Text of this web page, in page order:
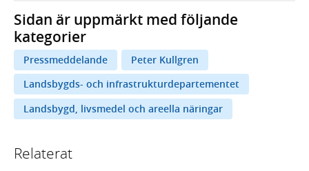
Sidan är uppmärkt med följande
kategorier
Pressmeddelande
Peter Kullgren
Landsbygds- och infrastrukturdepartementet
Landsbygd, livsmedel och areella näringar
Relaterat